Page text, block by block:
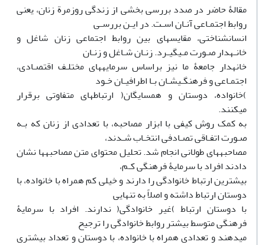
مقالۀ حاضر در صدد بررسی بخشی از زندگی روزمرة زنان، یعنی
روابط اجتمـاعی آنـان اسـت. در ایـن بررسـی
انسانشناختی، مقایسهای بین روابط اجتماعی زنان شاغل و
خانـهدار صـورت مـیگیـرد. زنـان شـاغل و زنـان
خانهدار جامعۀ ما نیز براساس سرمایههای مختلـف اقتصـادی،
اجتمـاعی و فرهنگـیشـان بـا اطرافیـان خـود
)خانواده، دوستان و همسایگان( ارتباطهای متفاوتی برقرار
میکنند.
به کمک روش کیفی با ابزار مصاحبه، با تعدادی از زنان که بـه
صـورت اتفـاقی تصـادفی انتخـاب شـدند،
مصاحبههای طولانی انجام شد. تحلیل محتوای متن مصاحبهها نشان
دادند افراد با سرمایۀ فرهنگی کـم،
بیشترین ارتباط خانوادگی را دارند و خیلی کم همراه با خانواده، با
دوستان ارتباط داشته و اصلاً به تنهایی
با دوستان ارتباط )غیر خانوادگی( ندارند. افراد با سرمایۀ
فرهنگی متوسط بیشتر روابط خانوادگی را ترجیح
میدهند و تعدادی همراه با خانواده، با دوستان و تعداد بیشتری